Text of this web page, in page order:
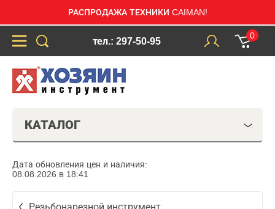
РАСПРОДАЖА ТЕХНИКИ CAIMAN!
тел.: 297-50-95
0
КАТАЛОГ
Дата обновления цен и наличия:
08.08.2026 в 18:41
Резьбонарезной инструмент